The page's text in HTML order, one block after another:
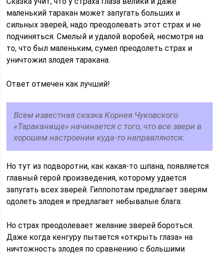
маленький таракан может запугать больших и
сильных зверей, надо преодолевать этот страх и не
подчиняться. Смелый и удалой воробей, несмотря на
то, что был маленьким, сумел преодолеть страх и
уничтожил злодея таракана.
Ответ отмечен как лучший!
Всем известная сказка Корнея Чуковского
«Тараканище» начинается с того, что все звери в
хорошем настроении куда-то направляются:
Но тут из подворотни, как какая-то шпана, появляется
главный герой произведения, которому удается
запугать всех зверей. Гиппопотам предлагает зверям
одолеть злодея и предлагает небывалые блага:
Но страх преодолевает желание зверей бороться.
Даже когда кенгуру пытается «открыть глаза» на
ничтожность злодея по сравнению с большими